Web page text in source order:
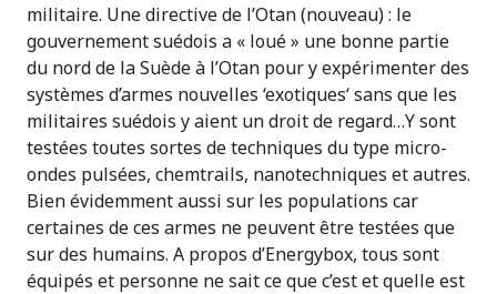
militaire. Une directive de l’Otan (nouveau) : le
gouvernement suédois a « loué » une bonne partie
du nord de la Suède à l’Otan pour y expérimenter des
systèmes d’armes nouvelles ‘exotiques‘ sans que les
militaires suédois y aient un droit de regard…Y sont
testées toutes sortes de techniques du type micro-
ondes pulsées, chemtrails, nanotechniques et autres.
Bien évidemment aussi sur les populations car
certaines de ces armes ne peuvent être testées que
sur des humains. A propos d’Energybox, tous sont
équipés et personne ne sait ce que c’est et quelle est